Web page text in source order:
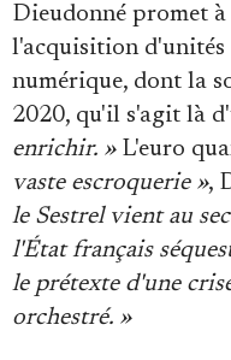
Se
Dieudonné promet
l'acquisition d'unités
numérique, dont la
2020, qu'il s'agit là
enrichir. »L'euro
vaste escroquerie »,
le Sestrel vient au
l'État français
le prétexte d'une
orchestré. »